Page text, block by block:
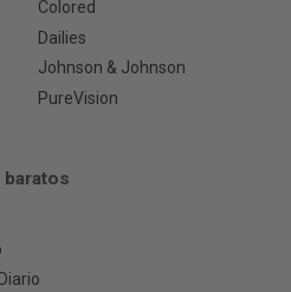
Colored
Dailies
Johnson & Johnson
PureVision